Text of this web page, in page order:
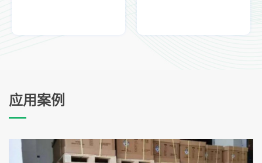
应用案例